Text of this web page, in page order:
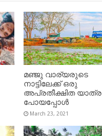
മഞ്ജു വാര്യരുടെ
നാട്ടിലേക്ക് ഒരു
അപ്രതീക്ഷിത യാത്ര
പോയപ്പോൾ
March 23, 2021